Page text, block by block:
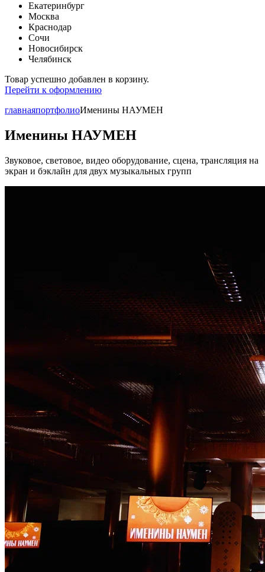
Екатеринбург
Москва
Краснодар
Сочи
Новосибирск
Челябинск
Товар успешно добавлен в корзину.
Перейти к оформлению
главнаяпортфолиоИменины НАУМЕН
Именины НАУМЕН
Звуковое, световое, видео оборудование, сцена, трансляция на
экран и бэклайн для двух музыкальных групп